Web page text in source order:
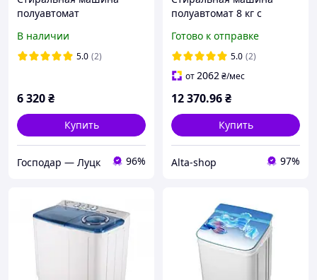
полуавтомат
MILANO XPBS-80
однобаковая таймер
В наличии
5.0 (2)
6 320₴
Купить
Господар — Луцк 96%
полуавтомат 8 кг с
Liberton LWM-8000 PUMP
двухбаковая центрифуга
Готово к отправке
5.0 (2)
от2062₴/мес
12 370.96₴
Купить
Alta-shop 97%